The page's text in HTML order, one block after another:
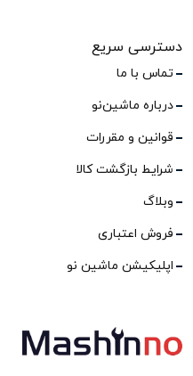
دسترسی سریع
تماس با ما
درباره ماشین‌نو
قوانین و مقررات
شرایط بازگشت کالا
وبلاگ
فروش اعتباری
اپلیکیشن ماشین نو